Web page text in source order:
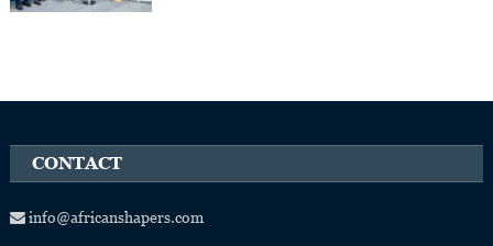
CONTACT
info@africanshapers.com